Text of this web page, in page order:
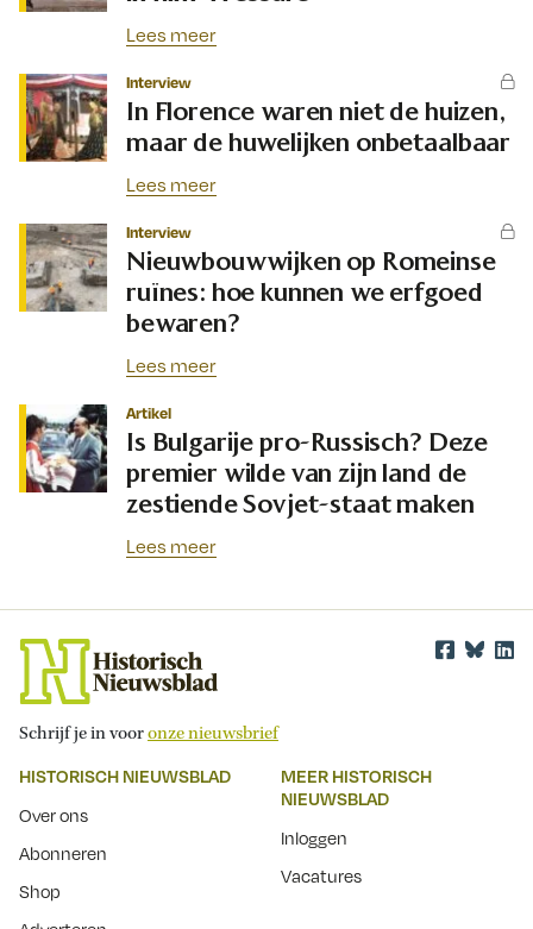
Lees meer
Interview
In Florence waren niet de huizen,
maar de huwelijken onbetaalbaar
Lees meer
Interview
Nieuwbouwwijken op Romeinse
ruïnes: hoe kunnen we erfgoed
bewaren?
Lees meer
Artikel
Is Bulgarije pro-Russisch? Deze
premier wilde van zijn land de
zestiende Sovjet-staat maken
Lees meer
Schrijf je in vooronze nieuwsbrief
HISTORISCH NIEUWSBLAD
Over ons
Abonneren
Shop
MEER HISTORISCH
NIEUWSBLAD
Inloggen
Vacatures